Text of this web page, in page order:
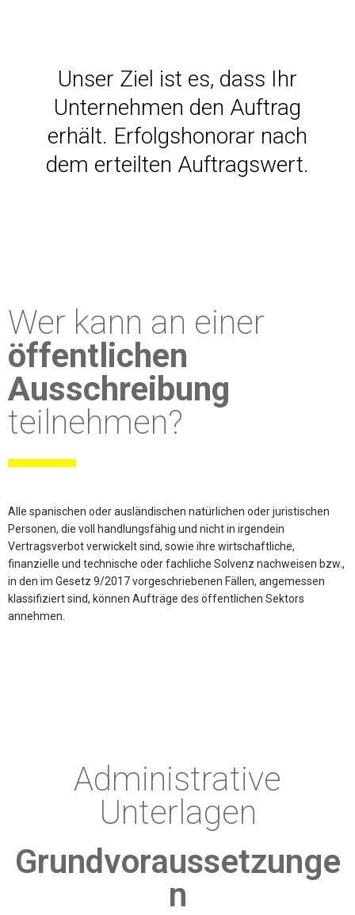
Unser Ziel ist es, dass Ihr
Unternehmen den Auftrag
erhält. Erfolgshonorar nach
dem erteilten Auftragswert.
Wer kann an einer
öffentlichen
Ausschreibung
teilnehmen?
Alle spanischen oder ausländischen natürlichen oder juristischen
Personen, die voll handlungsfähig und nicht in irgendein
Vertragsverbot verwickelt sind, sowie ihre wirtschaftliche,
finanzielle und technische oder fachliche Solvenz nachweisen bzw.,
in den im Gesetz 9/2017 vorgeschriebenen Fällen, angemessen
klassifiziert sind, können Aufträge des öffentlichen Sektors
annehmen.
Administrative
Unterlagen
Grundvoraussetzunge
n